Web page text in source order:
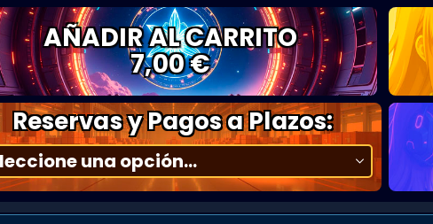
AÑADIR AL CARRITO
7,00 €
Reservas y Pagos a Plazos: